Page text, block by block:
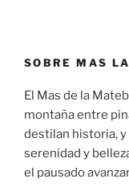
SOBRE MAS
El Mas de la
montaña entre
destilan historia,
serenidad y
el pausado